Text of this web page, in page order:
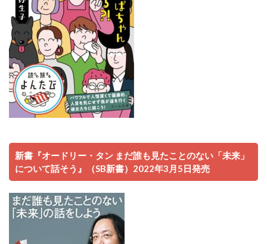
新書『オードリー・タン まだ誰も見たことのない「未来」
について話そう』（SB新書）2022年3月5日発売